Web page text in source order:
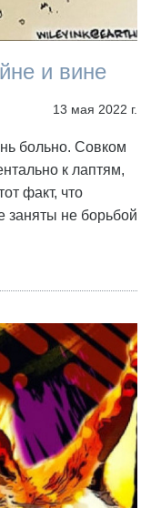
и вине
13 мая 2022 г.
больно. Совком
к лаптям,
факт, что
заняты не борьбой